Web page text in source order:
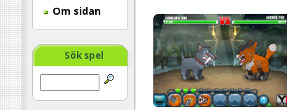
Om sidan
Sök spel